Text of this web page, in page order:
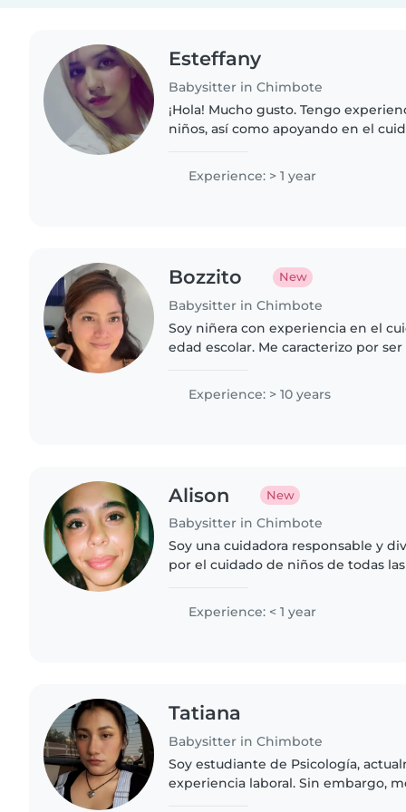
Esteffany
Babysitter in Chimbote
¡Hola! Mucho gusto. Tengo
niños, así como apoyando en el
responsable, paciente, creativa..
Experience: > 1 year
Bozzito New
Babysitter in Chimbote
Soy niñera con experiencia en el
edad escolar. Me caracterizo por
Experience: > 10 years
Alison New
Babysitter in Chimbote
Soy una cuidadora responsable y
por el cuidado de niños de todas
Estoy acostumbrada..
Experience: < 1 year
Tatiana
Babysitter in Chimbote
Soy estudiante de Psicología,
experiencia laboral. Sin embargo,